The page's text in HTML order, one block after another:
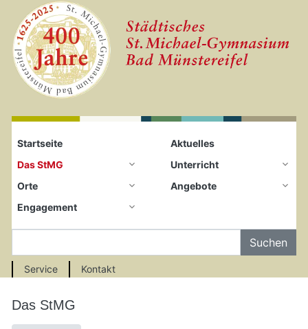
Zum Seiteninhalt springen
Startseite
Startseite
Aktuelles
Das StMG
Unterricht
Orte
Angebote
Engagement
Service Kontakt
Das StMG